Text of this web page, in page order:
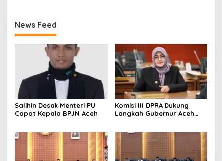
News Feed
Salihin Desak Menteri PU
Copot Kepala BPJN Aceh
Komisi III DPRA Dukung
Langkah Gubernur Aceh